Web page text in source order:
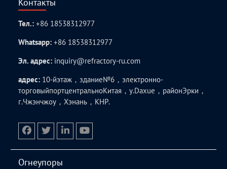
Контакты
Тел.:+86 18538312977
Whatsapp:+86 18538312977
Эл. адрес: inquiry@refractory-ru.com
адрес: 10-йэтаж，здание№6，электронно-
торговыйпортцентральноКитая，у.Daxue，районЭрки，
г.Чжэнчжоу，Хэнань，КНР.
Огнеупоры